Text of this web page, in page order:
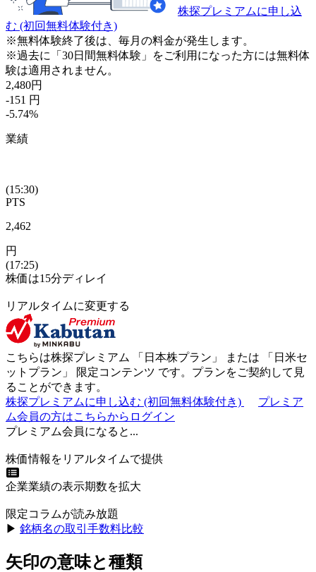
株探プレミアムに申し込
む (初回無料体験付き)
※無料体験終了後は、毎月の料金が発生します。
※過去に「30日間無料体験」をご利用になった方には無料体
験は適用されません。
2,480円
-151 円
-5.74%
業績
(15:30)
PTS
2,462
円
(17:25)
株価は15分ディレイ
リアルタイムに変更する
こちらは株探プレミアム 「 日本株プラン 」 または 「 日米セ
ットプラン 」 限定コンテンツ です。プランをご契約して見
ることができます。
株探プレミアムに申し込む (初回無料体験付き)
プレミア
ム会員の方はこちらからログイン
プレミアム会員になると...
株価情報をリアルタイムで提供
企業業績の表示期数を拡大
限定コラムが読み放題
▶︎ 銘柄名の取引手数料比較
矢印の意味と種類